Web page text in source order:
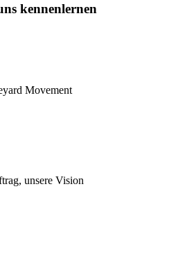
kennenlernen
Movement
unsere Vision